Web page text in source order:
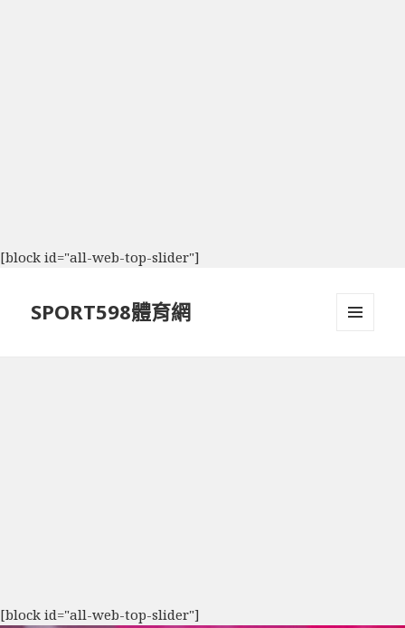
[block id="all-web-top-slider"]
SPORT598體育網
[block id="all-web-top-slider"]